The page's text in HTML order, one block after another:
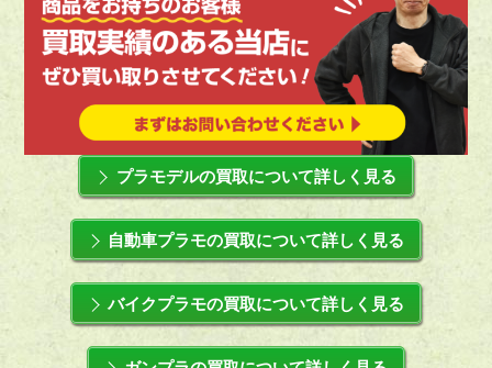
プラモデルの買取について詳しく見る
自動車プラモの買取について詳しく見る
バイクプラモの買取について詳しく見る